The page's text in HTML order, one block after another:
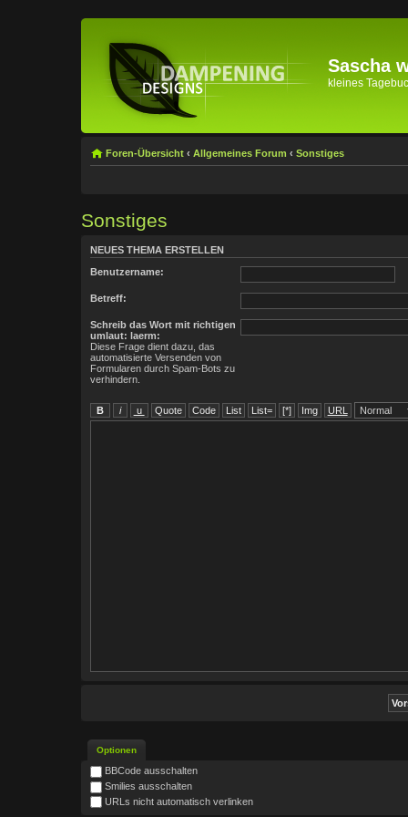
Sascha
kleines
Foren-Übersicht ‹ Allgemeines Forum ‹ Sonstiges
Sonstiges
NEUES THEMA ERSTELLEN
Benutzername:
Betreff:
Schreib das Wort mit richtigen
umlaut: laerm:
Diese Frage dient dazu, das
automatisierte Versenden von
Formularen durch Spam-Bots zu
verhindern.
Optionen
BBCode ausschalten
Smilies ausschalten
URLs nicht automatisch verlinken